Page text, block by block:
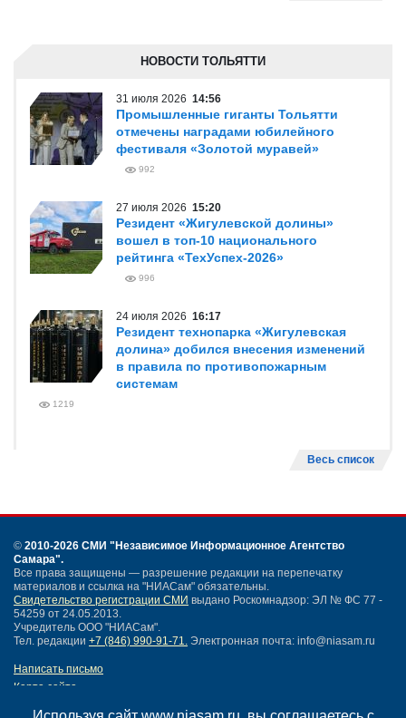
НОВОСТИ ТОЛЬЯТТИ
31 июля 2026 14:56
Промышленные гиганты Тольятти
отмечены наградами юбилейного
фестиваля «Золотой муравей»
992
27 июля 2026 15:20
Резидент «Жигулевской долины»
вошел в топ-10 национального
рейтинга «ТехУспех-2026»
996
24 июля 2026 16:17
Резидент технопарка «Жигулевская
долина» добился внесения изменений
в правила по противопожарным
системам
1219
Весь список
© 2010-2026 СМИ "Независимое Информационное Агентство
Самара".
Все права защищены — разрешение редакции на перепечатку
материалов и ссылка на "НИАСам" обязательны.
Свидетельство регистрации СМИ выдано Роскомнадзор: ЭЛ № ФС 77 -
54259 от 24.05.2013.
Учредитель ООО "НИАСам".
Тел. редакции +7 (846) 990-91-71. Электронная почта: info@niasam.ru
Написать письмо
Карта сайта